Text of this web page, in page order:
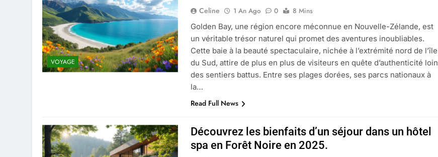
VOYAGE
Celine 1 An Ago 0
8 Mins
Golden Bay, une région encore méconnue en Nouvelle-Zélande, est
un véritable trésor naturel qui promet des aventures inoubliables.
Cette baie à la beauté spectaculaire, nichée à l’extrémité nord de l’île
du Sud, attire de plus en plus de visiteurs en quête d’authenticité loin
des sentiers battus. Entre ses plages dorées, ses parcs nationaux à
la…
Read Full News
Découvrez les bienfaits d’un séjour dans un hôtel
spa en Forêt Noire en 2025.